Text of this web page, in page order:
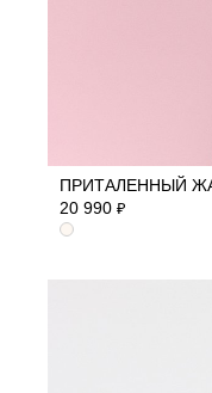
ПРИТАЛЕННЫЙ
20 990 ₽